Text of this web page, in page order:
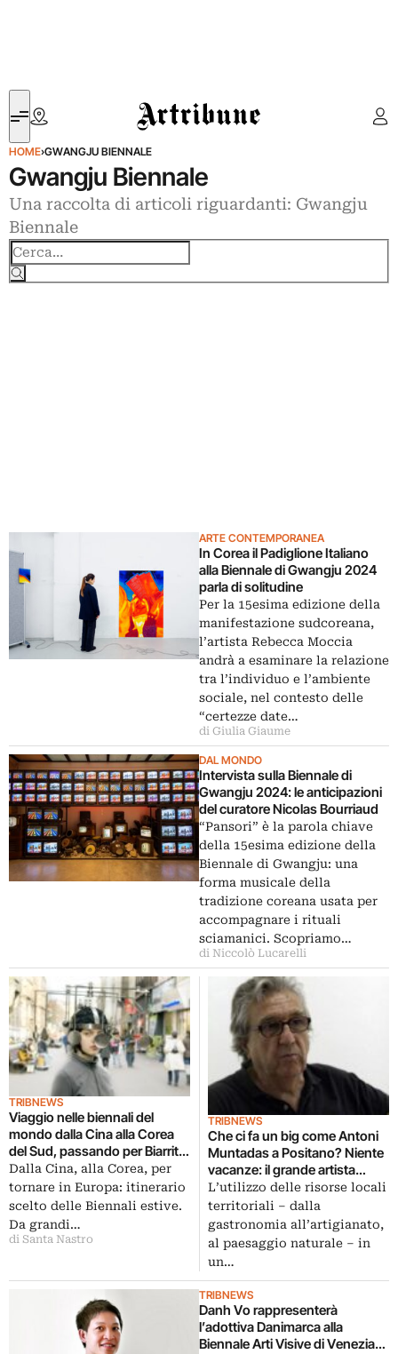
Artribune
HOME›GWANGJU BIENNALE
Gwangju Biennale
Una raccolta di articoli riguardanti: Gwangju
Biennale
ARTE CONTEMPORANEA
In Corea il Padiglione Italiano
alla Biennale di Gwangju 2024
parla di solitudine
Per la 15esima edizione della
manifestazione sudcoreana,
l’artista Rebecca Moccia
andrà a esaminare la relazione
tra l’individuo e l’ambiente
sociale, nel contesto delle
“certezze date…
di Giulia Giaume
DAL MONDO
Intervista sulla Biennale di
Gwangju 2024: le anticipazioni
del curatore Nicolas Bourriaud
“Pansori” è la parola chiave
della 15esima edizione della
Biennale di Gwangju: una
forma musicale della
tradizione coreana usata per
accompagnare i rituali
sciamanici. Scopriamo…
di Niccolò Lucarelli
TRIBNEWS
Viaggio nelle biennali del
mondo dalla Cina alla Corea
del Sud, passando per Biarritz.
Il calendario dell’estate
Dalla Cina, alla Corea, per
tornare in Europa: itinerario
scelto delle Biennali estive.
Da grandi…
di Santa Nastro
TRIBNEWS
Che ci fa un big come Antoni
Muntadas a Positano? Niente
vacanze: il grande artista
spagnolo presenta il suo
workshop in programma a
ottobre
L’utilizzo delle risorse locali
territoriali – dalla
gastronomia all’artigianato,
al paesaggio naturale – in
un…
TRIBNEWS
Danh Vo rappresenterà
l’adottiva Danimarca alla
Biennale Arti Visive di Venezia